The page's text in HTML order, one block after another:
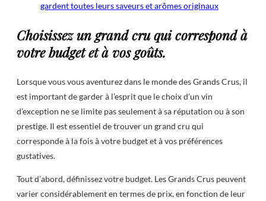
gardent toutes leurs saveurs et arômes originaux
Choisissez un grand cru qui correspond à
votre budget et à vos goûts.
Lorsque vous vous aventurez dans le monde des Grands Crus, il
est important de garder à l’esprit que le choix d’un vin
d’exception ne se limite pas seulement à sa réputation ou à son
prestige. Il est essentiel de trouver un grand cru qui
corresponde à la fois à votre budget et à vos préférences
gustatives.
Tout d’abord, définissez votre budget. Les Grands Crus peuvent
varier considérablement en termes de prix, en fonction de leur